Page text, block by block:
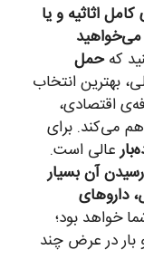
اثاثیه و یا
می‌خواهید
کهحمل
بهترین انتخاب
اقتصادی،
می‌کند. برای
عالی است.
آن بسیار
داروهای
خواهد بود؛
در عرض چند